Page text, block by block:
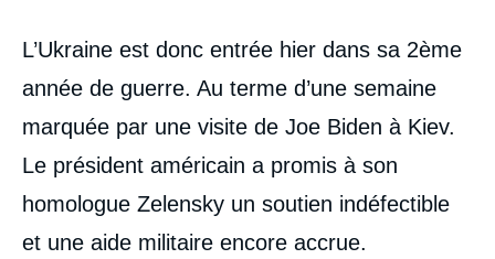
Contenu
intervention
médiatique
L’Ukraine est donc entrée hier dans sa 2ème
année de guerre. Au terme d’une semaine
marquée par une visite de Joe Biden à Kiev.
Le président américain a promis à son
homologue Zelensky un soutien indéfectible
et une aide militaire encore accrue.